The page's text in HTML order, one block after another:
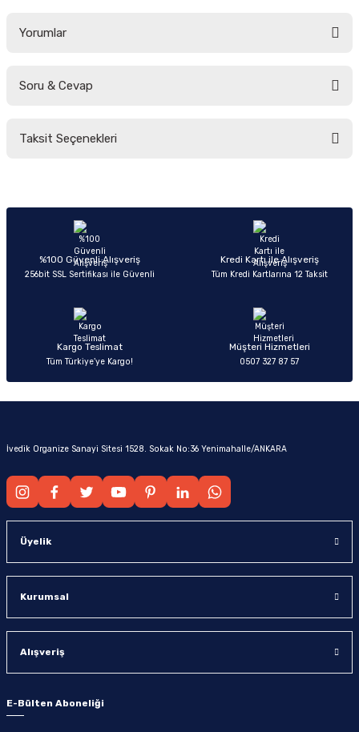
Yorumlar
Soru & Cevap
Taksit Seçenekleri
%100 Güvenli Alışveriş
256bit SSL Sertifikası ile Güvenli
Kredi Kartı ile Alışveriş
Tüm Kredi Kartlarına 12 Taksit
Kargo Teslimat
Tüm Türkiye’ye Kargo!
Müşteri Hizmetleri
0507 327 87 57
İvedik Organize Sanayi Sitesi 1528. Sokak No:36 Yenimahalle/ANKARA
Üyelik
Kurumsal
Alışveriş
E-Bülten Aboneliği